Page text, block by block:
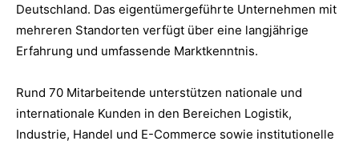
Deutschland. Das eigentümergeführte Unternehmen mit
mehreren Standorten verfügt über eine langjährige
Erfahrung und umfassende Marktkenntnis.
Rund 70 Mitarbeitende unterstützen nationale und
internationale Kunden in den Bereichen Logistik,
Industrie, Handel und E-Commerce sowie institutionelle